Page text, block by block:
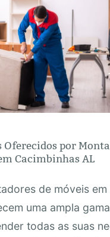
Oferecidos por
Cacimbinhas AL
de móveis
uma ampla
todas as suas